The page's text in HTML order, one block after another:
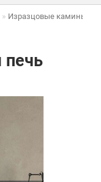
Изразцовые камины
печь